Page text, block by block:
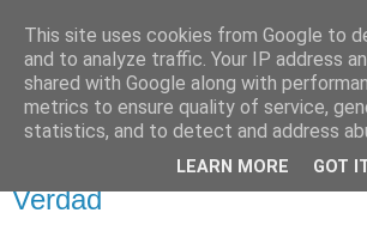
NO SPORT
¡Abajo el deporte!
viernes, 28 de agosto de 2009
Verdad
This site uses cookies from Google to
and to analyze traffic. Your IP address
shared with Google along with
metrics to ensure quality of service,
statistics, and to detect and address
LEARN MORE GOT